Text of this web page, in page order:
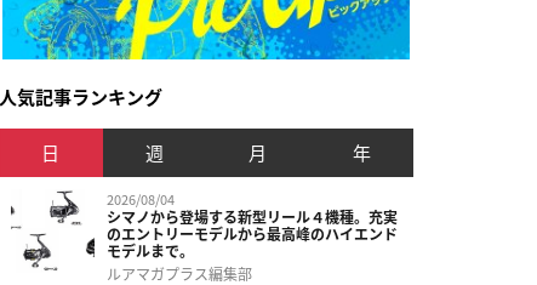
人気記事ランキング
日 週 月 年
2026/08/04
シマノから登場する新型リール４機種。充実
のエントリーモデルから最高峰のハイエンド
モデルまで。
ルアマガプラス編集部